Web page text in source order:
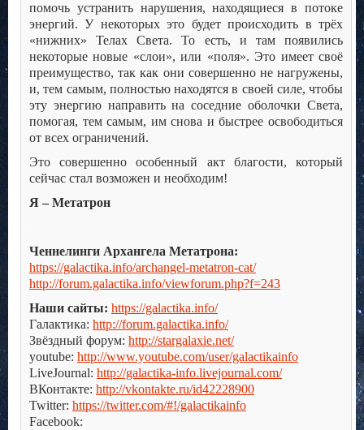
помочь устранить нарушения, находящиеся в потоке
энергий. У некоторых это будет происходить в трёх
«нижних» Телах Света. То есть, и там появились
некоторые новые «слои», или «поля». Это имеет своё
преимущество, так как они совершенно не нагружены,
и, тем самым, полностью находятся в своей силе, чтобы
эту энергию направить на соседние оболочки Света,
помогая, тем самым, им снова и быстрее освободиться
от всех ограничений.
Это совершенно особенный акт благости, который
сейчас стал возможен и необходим!
Я – Метатрон
Ченнелинги Архангела Метатрона:
https://galactika.info/archangel-metatron-cat/
http://forum.galactika.info/viewforum.php?f=243
Наши сайты: https://galactika.info/
Галактика: http://forum.galactika.info/
Звёздный форум: http://stargalaxie.net/
youtube: http://www.youtube.com/user/galactikainfo
LiveJournal: http://galactika-info.livejournal.com/
ВКонтакте: http://vkontakte.ru/id42228900
Twitter: https://twitter.com/#!/galactikainfo
Facebook: